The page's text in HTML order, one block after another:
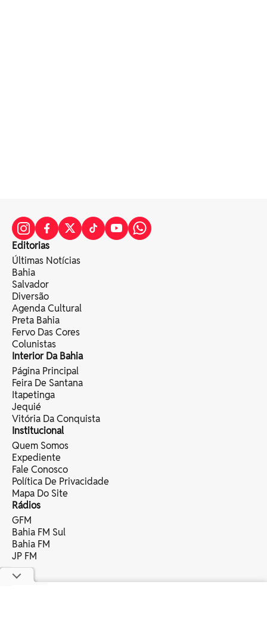
Editorias
Últimas Notícias
Bahia
Salvador
Diversão
Agenda Cultural
Preta Bahia
Fervo Das Cores
Colunistas
Interior Da Bahia
Página Principal
Feira De Santana
Itapetinga
Jequié
Vitória Da Conquista
Institucional
Quem Somos
Expediente
Fale Conosco
Política De Privacidade
Mapa Do Site
Rádios
GFM
Bahia FM Sul
Bahia FM
JP FM